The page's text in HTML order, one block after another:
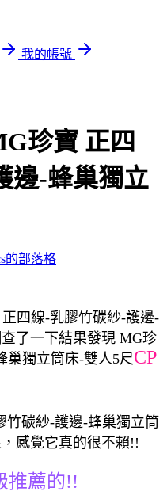
我的帳號
珍寶 正四
邊-蜂巢獨立
的部落格
四線-乳膠竹碳紗-護邊-
了一下結果發現 MG珍
巢獨立筒床-雙人5尺CP
竹碳紗-護邊-蜂巢獨立筒
感覺它真的很不賴!!
推薦的!!